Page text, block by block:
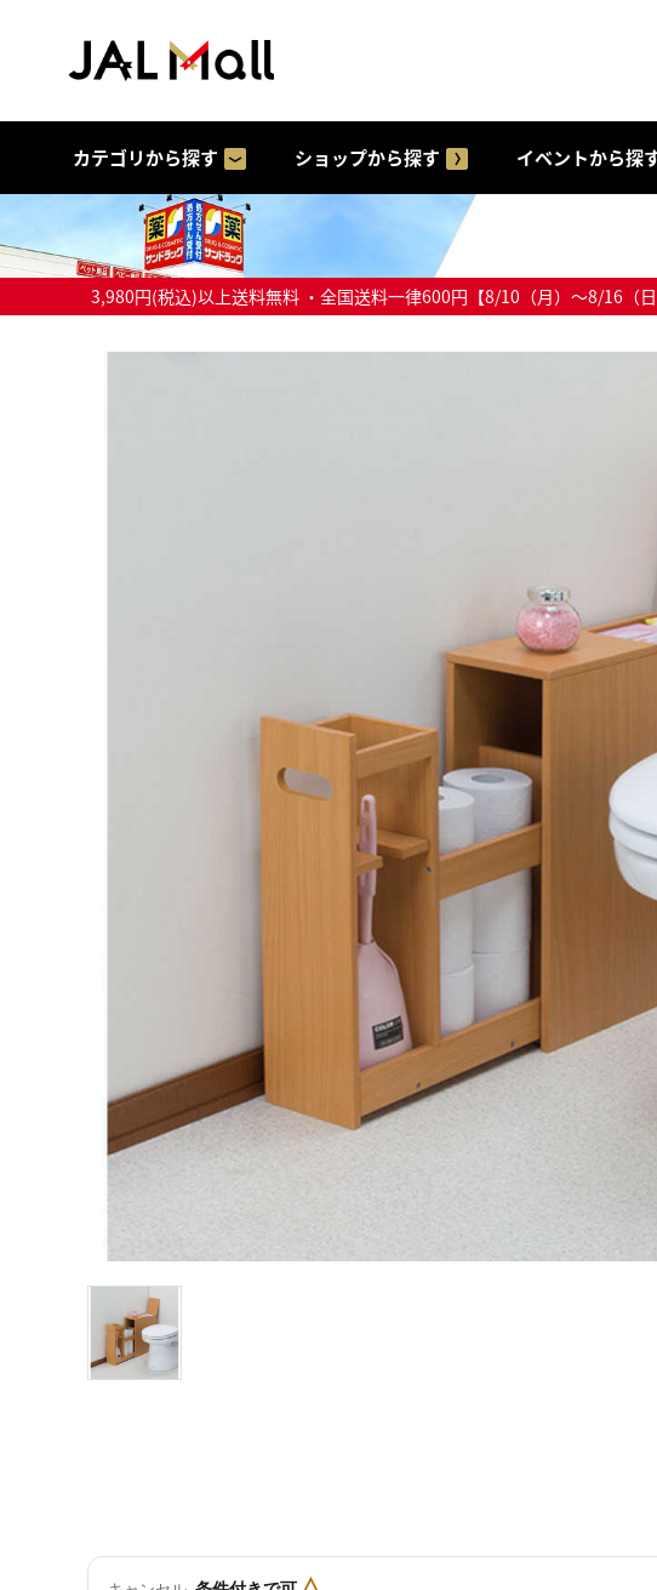
カテゴリから探す ショップから探す イベントから探
3,980円(税込)以上送料無料 ・全国送料一律600円【8/10（月）～8/16（